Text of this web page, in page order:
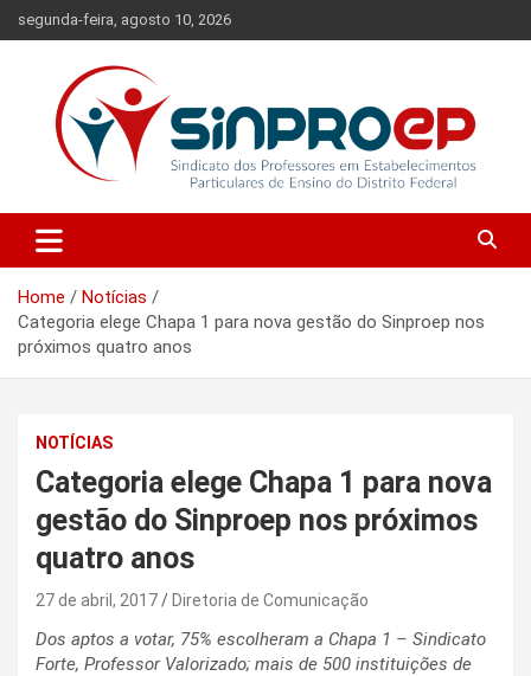
to
segunda-feira, agosto 10, 2026
Sinproep-DF
Ensino do Distrito Federal
Home
Notícias
Categoria elege Chapa 1 para nova gestão do Sinproep nos
próximos quatro anos
NOTÍCIAS
Categoria elege Chapa 1 para nova
gestão do Sinproep nos próximos
quatro anos
27 de abril, 2017 Diretoria de Comunicação
Dos aptos a votar, 75% escolheram a Chapa 1 – Sindicato
Forte, Professor Valorizado; mais de 500 instituições de